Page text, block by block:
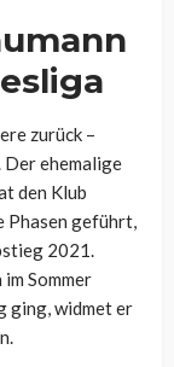
zurück –
Der ehemalige
den Klub
Phasen geführt,
2021.
Sommer
ging, widmet er